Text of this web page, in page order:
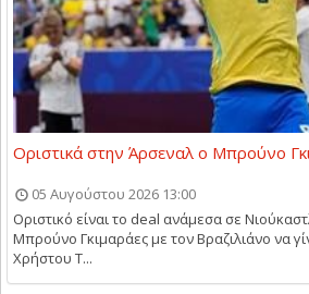
Οριστικά στην Άρσεναλ ο Μπρούνο
05 Αυγούστου 2026 13:00
Οριστικό είναι το deal ανάμεσα σε
Μπρούνο Γκιμαράες με τον Βραζιλιάνο να
Χρήστου Τ...